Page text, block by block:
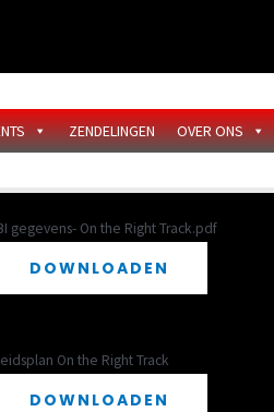
ZENDELINGEN OVER ONS
gegevens- On the Right Track.pdf
DOWNLOADEN
On the Right Track
DOWNLOADEN